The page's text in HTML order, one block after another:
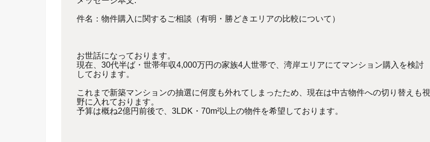
件名：物件購入に関するご相談（有明・勝どきエリアの比較について）
お世話になっております。
現在、30代半ば・世帯年収4,000万円の家族4人世帯で、湾岸エリアにてマンション購入を検討
しております。
これまで新築マンションの抽選に何度も外れてしまったため、現在は中古物件への切り替えも視
野に入れております。
予算は概ね2億円前後で、3LDK・70m²以上の物件を希望しております。